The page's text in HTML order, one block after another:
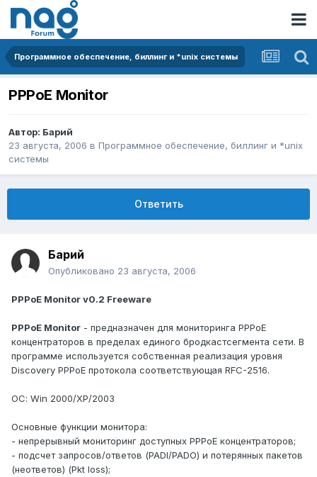
Программное обеспечение, биллинг и *unix системы
PPPoE Monitor
Автор: Барий
23 августа, 2006 в Программное обеспечение, биллинг и *unix
системы
Ответить
Барий
Опубликовано 23 августа, 2006
PPPoE Monitor v0.2 Freeware
PPPoE Monitor - предназначен для мониторинга PPPoE
концентраторов в пределах единого бродкастсегмента сети. В
программе используется собственная реализация уровня
Discovery PPPoE протокола соответствующая RFC-2516.
ОС: Win 2000/XP/2003
Основные функции монитора:
- непрерывный мониторинг доступных PPPoE концентраторов;
- подсчет запросов/ответов (PADI/PADO) и потерянных пакетов
(неответов) (Pkt loss);